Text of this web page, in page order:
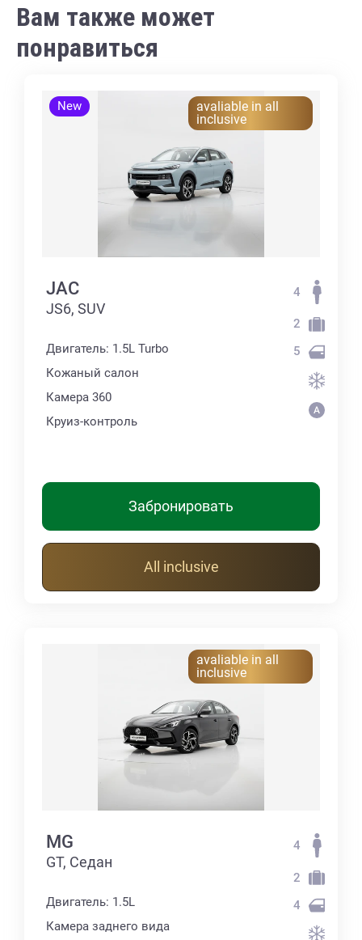
Вам также может
понравиться
New
avaliable in all
inclusive
JAC
JS6, SUV
Двигатель: 1.5L Turbo
Кожаный салон
Камера 360
Круиз-контроль
4
2
5
Забронировать
All inclusive
avaliable in all
inclusive
MG
GT, Седан
Двигатель: 1.5L
Камера заднего вида
4
2
4